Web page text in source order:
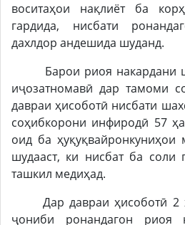
воситаҳои нақлиёт ба
гардида, нисбати
дахлдор андешида шуданд.
Барои риоя накардани
иҷозатномавӣ дар тамоми
давраи ҳисоботӣ нисбати
соҳибкорони инфиродӣ 57
оид ба ҳуқуқвайронкуниҳои
шудааст, ки нисбат ба соли
ташкил медиҳад.
Дар давраи ҳисоботӣ 2
ҷониби ронандагон риоя